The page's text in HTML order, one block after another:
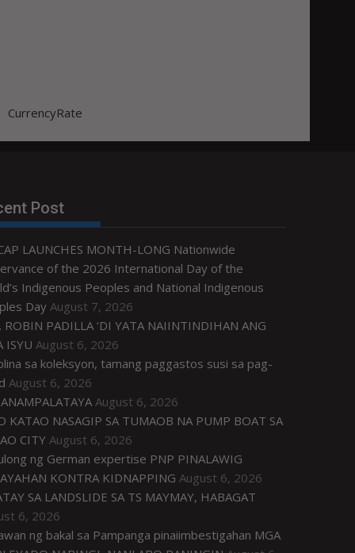
CurrencyRate
Post
LAUNCHES MONTH-LONG Nationwide
of the 2026 International Day of the
Indigenous Peoples and National Indigenous
Day August 7, 2026
ROBIN PADILLA ‘DI YATA NAIINTINDIHAN ANG
ISYU August 6, 2026
sa koleksyon, tamang paggastos susi sa pag-
August 6, 2026
August 6, 2026
KATAO NASAGIP SA TUMAOB NA PUMP BOAT SA
CITY August 6, 2026
ng German expertise PNP PINALAWIG
KONTRA KIDNAPPING August 6, 2026
SA LANDSLIDE SA TS MAYMAY, HABAGAT
6, 2026
ng bakal sa Pampanga pinaiimbestigahan MGA